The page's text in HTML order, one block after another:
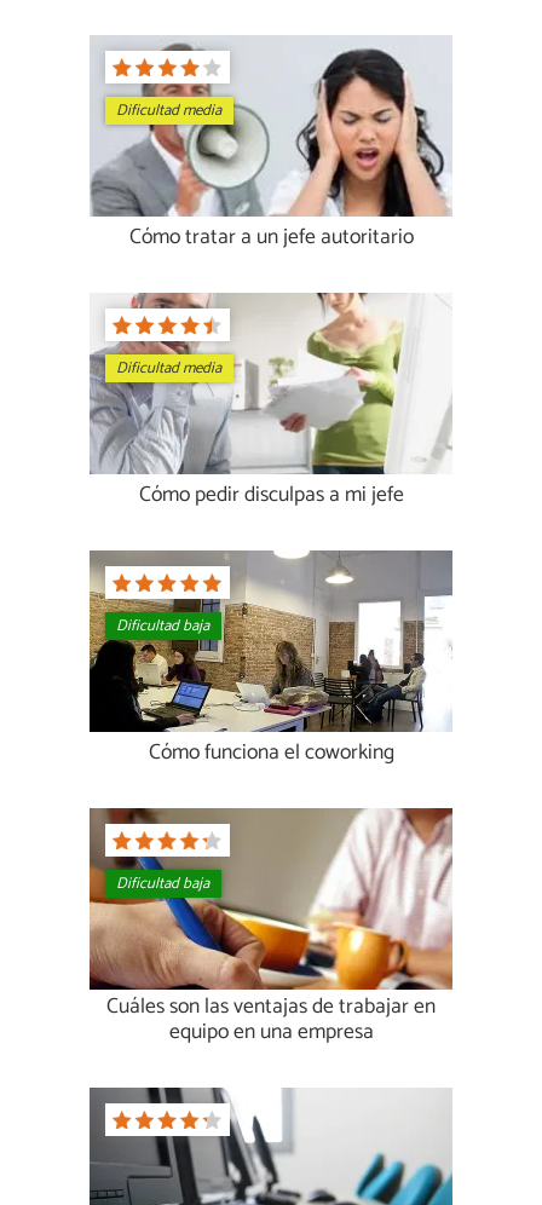
Dificultad media
Cómo tratar a un jefe autoritario
Dificultad media
Cómo pedir disculpas a mi jefe
Dificultad baja
Cómo funciona el coworking
Dificultad baja
Cuáles son las ventajas de trabajar en
equipo en una empresa